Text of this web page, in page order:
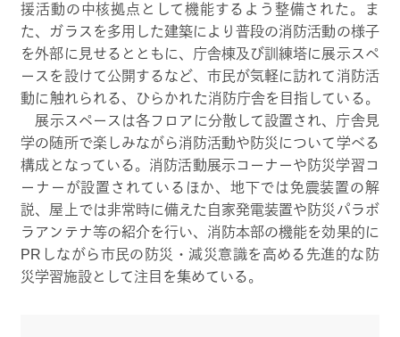
援活動の中核拠点として機能するよう整備された。ま
た、ガラスを多用した建築により普段の消防活動の様子
を外部に見せるとともに、庁舎棟及び訓練塔に展示スペ
ースを設けて公開するなど、市民が気軽に訪れて消防活
動に触れられる、ひらかれた消防庁舎を目指している。
展示スペースは各フロアに分散して設置され、庁舎見
学の随所で楽しみながら消防活動や防災について学べる
構成となっている。消防活動展示コーナーや防災学習コ
ーナーが設置されているほか、地下では免震装置の解
説、屋上では非常時に備えた自家発電装置や防災パラボ
ラアンテナ等の紹介を行い、消防本部の機能を効果的に
PRしながら市民の防災・減災意識を高める先進的な防
災学習施設として注目を集めている。